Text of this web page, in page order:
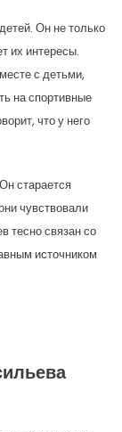
Он не только
их интересы.
с детьми,
на спортивные
что у него
старается
чувствовали
тесно связан со
источником